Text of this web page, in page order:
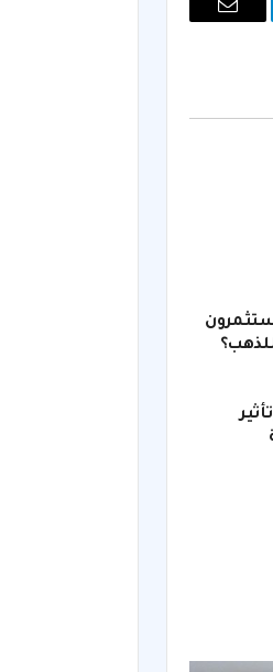
البريد